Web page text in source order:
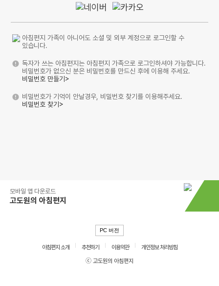
아침편지 가족이 아니어도 소셜 및 외부 계정으로 로그인할 수
있습니다.
독자가 쓰는 아침편지는 아침편지 가족으로 로그인하셔야 가능합니다.
비밀번호가 없으신 분은 비밀번호를 만드신 후에 이용해 주세요.
비밀번호 만들기>
비밀번호가 기억이 안날경우, 비밀번호 찾기를 이용해주세요.
비밀번호 찾기>
모바일 앱 다운로드
고도원의 아침편지
PC 버전
아침편지 소개 추천하기 이용약관
개인정보 처리방침
ⓒ 고도원의 아침편지